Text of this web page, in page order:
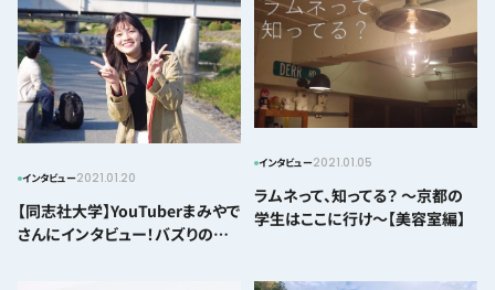
インタビュー2021.01.20
【同志社大学】YouTuberまみやで
さんにインタビュー！バズりの秘
インタビュー2021.01.05
ラムネって、知ってる？ 〜京都の
学生はここに行け〜【美容室編】